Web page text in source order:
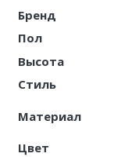
Бренд
Пол
Высота
Стиль
Материал
Цвет